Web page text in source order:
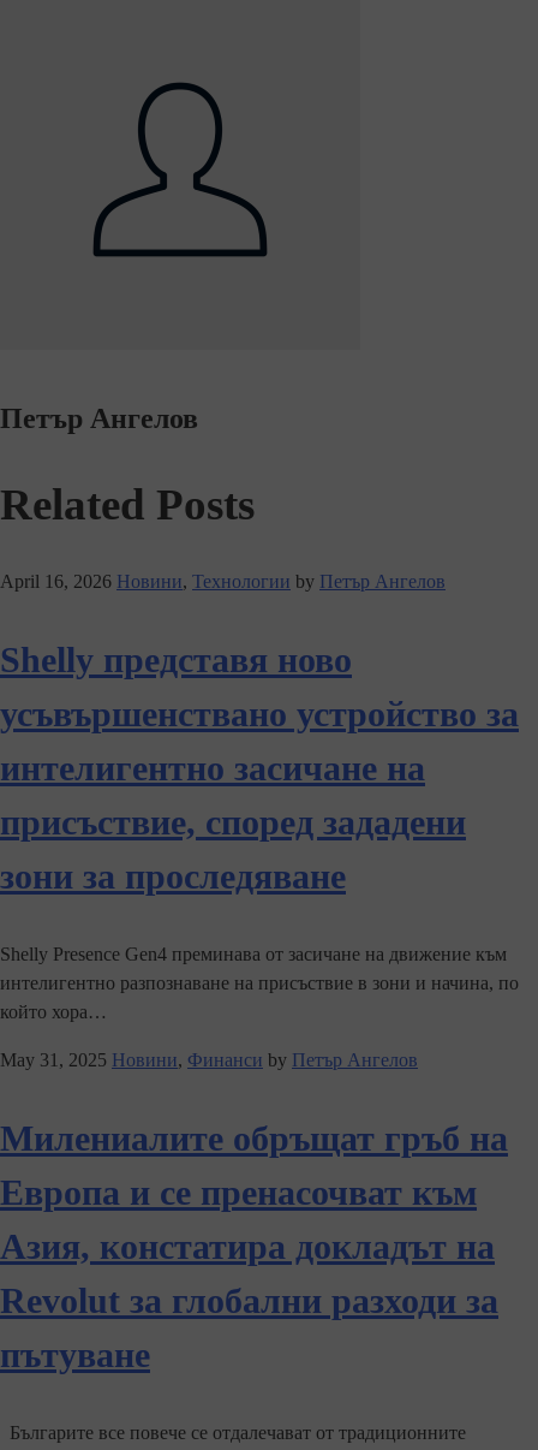
Петър Ангелов
Related Posts
April 16, 2026 Новини, Технологии by Петър Ангелов
Shelly представя ново
усъвършенствано устройство за
интелигентно засичане на
присъствие, според зададени
зони за проследяване
Shelly Presence Gen4 преминава от засичане на движение към
интелигентно разпознаване на присъствие в зони и начина, по
който хора…
May 31, 2025 Новини, Финанси by Петър Ангелов
Милениалите обръщат гръб на
Европа и се пренасочват към
Азия, констатира докладът на
Revolut за глобални разходи за
пътуване
Българите все повече се отдалечават от традиционните